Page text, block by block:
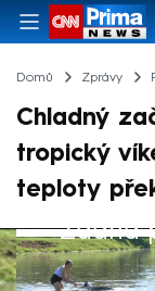
Domů Zprávy
Chladný
tropický
teploty
Žádná